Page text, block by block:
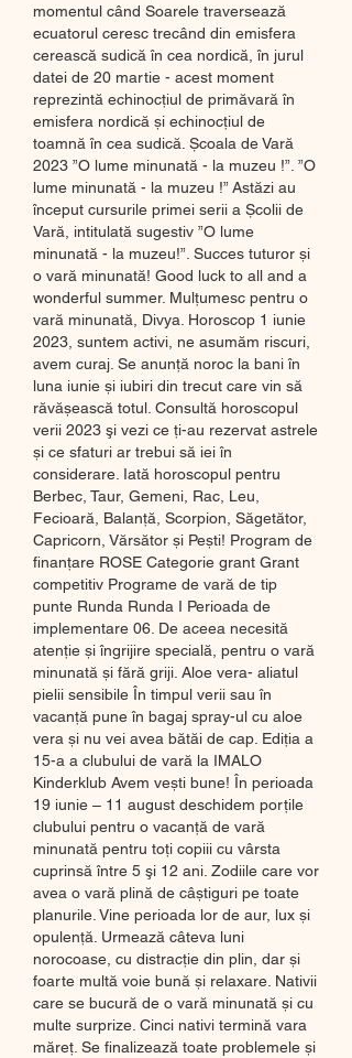
momentul când Soarele traversează
ecuatorul ceresc trecând din emisfera
cerească sudică în cea nordică, în jurul
datei de 20 martie - acest moment
reprezintă echinocțiul de primăvară în
emisfera nordică și echinocțiul de
toamnă în cea sudică. Școala de Vară
2023 ”O lume minunată - la muzeu !”. ”O
lume minunată - la muzeu !” Astăzi au
început cursurile primei serii a Școlii de
Vară, intitulată sugestiv ”O lume
minunată - la muzeu!”. Succes tuturor și
o vară minunată! Good luck to all and a
wonderful summer. Mulțumesc pentru o
vară minunată, Divya. Horoscop 1 iunie
2023, suntem activi, ne asumăm riscuri,
avem curaj. Se anunță noroc la bani în
luna iunie și iubiri din trecut care vin să
răvășească totul. Consultă horoscopul
verii 2023 şi vezi ce ți-au rezervat astrele
și ce sfaturi ar trebui să iei în
considerare. Iată horoscopul pentru
Berbec, Taur, Gemeni, Rac, Leu,
Fecioară, Balanță, Scorpion, Săgetător,
Capricorn, Vărsător și Pești! Program de
finanţare ROSE Categorie grant Grant
competitiv Programe de vară de tip
punte Runda Runda I Perioada de
implementare 06. De aceea necesită
atenție și îngrijire specială, pentru o vară
minunată și fără griji. Aloe vera- aliatul
pielii sensibile În timpul verii sau în
vacanță pune în bagaj spray-ul cu aloe
vera și nu vei avea bătăi de cap. Ediţia a
15-a a clubului de vară la IMALO
Kinderklub Avem vești bune! În perioada
19 iunie – 11 august deschidem porțile
clubului pentru o vacanță de vară
minunată pentru toţi copiii cu vârsta
cuprinsă între 5 şi 12 ani. Zodiile care vor
avea o vară plină de câștiguri pe toate
planurile. Vine perioada lor de aur, lux și
opulență. Urmează câteva luni
norocoase, cu distracție din plin, dar și
foarte multă voie bună și relaxare. Nativii
care se bucură de o vară minunată și cu
multe surprize. Cinci nativi termină vara
măreț. Se finalizează toate problemele și